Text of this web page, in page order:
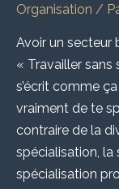
Organisation /
Avoir un secteur
« Travailler sans
s’écrit comme
vraiment de te
contraire de la
spécialisation, la
spécialisation